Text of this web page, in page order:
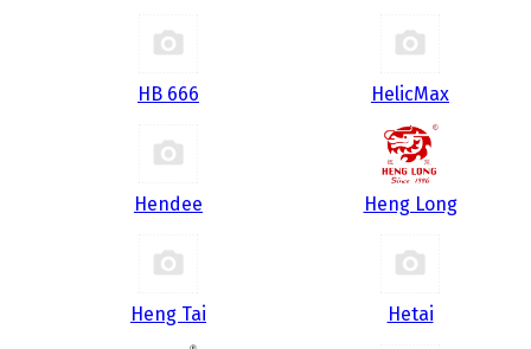
HB 666 HelicMax
Hendee Heng Long
Heng Tai Hetai